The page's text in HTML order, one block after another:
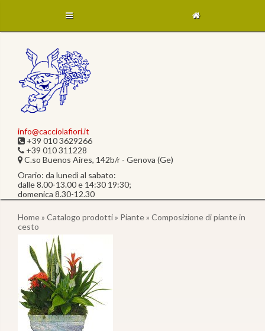
info@cacciolafiori.it
+39 010 3629266
+39 010 311228
C.so Buenos Aires, 142b/r - Genova (Ge)
Orario: da lunedì al sabato:
dalle 8.00-13.00 e 14:30 19:30;
domenica 8.30-12.30
Home» Catalogo prodotti» Piante» Composizione di piante in
cesto